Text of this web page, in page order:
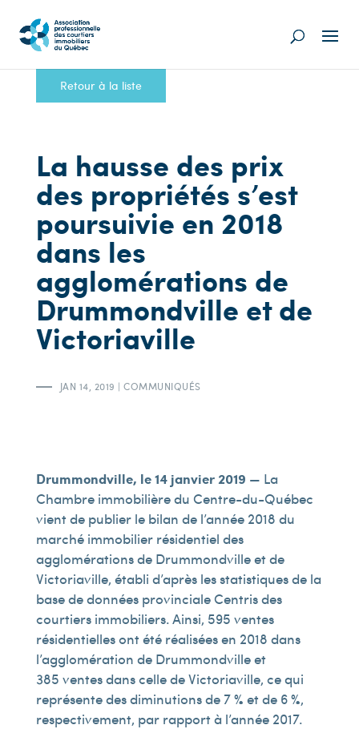
Retour à la liste
La hausse des prix
des propriétés s’est
poursuivie en 2018
dans les
agglomérations de
Drummondville et de
Victoriaville
JAN 14, 2019 |COMMUNIQUÉS
Drummondville, le 14 janvier 2019 — La
Chambre immobilière du Centre-du-Québec
vient de publier le bilan de l’année 2018 du
marché immobilier résidentiel des
agglomérations de Drummondville et de
Victoriaville, établi d’après les statistiques de la
base de données provinciale Centris des
courtiers immobiliers. Ainsi, 595 ventes
résidentielles ont été réalisées en 2018 dans
l’agglomération de Drummondville et
385 ventes dans celle de Victoriaville, ce qui
représente des diminutions de 7 % et de 6 %,
respectivement, par rapport à l’année 2017.